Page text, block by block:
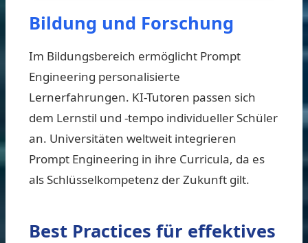
Bildung und Forschung
Im Bildungsbereich ermöglicht Prompt
Engineering personalisierte
Lernerfahrungen. KI-Tutoren passen sich
dem Lernstil und -tempo individueller Schüler
an. Universitäten weltweit integrieren
Prompt Engineering in ihre Curricula, da es
als Schlüsselkompetenz der Zukunft gilt.
Best Practices für effektives